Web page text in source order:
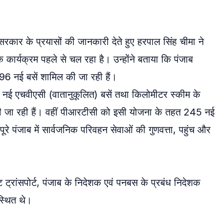
के प्रयासों की जानकारी देते हुए हरपाल सिंह चीमा ने
पहले से चल रहा है। उन्होंने बताया कि पंजाब
नई बसें शामिल की जा रही हैं।
एचवीएसी (वातानुकूलित) बसें तथा किलोमीटर स्कीम के
रही हैं। वहीं पीआरटीसी को इसी योजना के तहत 245 नई
पंजाब में सार्वजनिक परिवहन सेवाओं की गुणवत्ता, पहुंच और
ट्रांसपोर्ट, पंजाब के निदेशक एवं पनबस के प्रबंध निदेशक
थे।